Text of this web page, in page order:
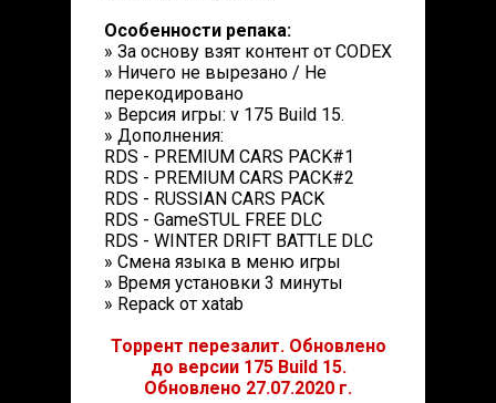
Особенности репака:
» За основу взят контент от CODEX
» Ничего не вырезано / Не
перекодировано
» Версия игры: v 175 Build 15.
» Дополнения:
RDS - PREMIUM CARS PACK#1
RDS - PREMIUM CARS PACK#2
RDS - RUSSIAN CARS PACK
RDS - GameSTUL FREE DLC
RDS - WINTER DRIFT BATTLE DLC
» Смена языка в меню игры
» Время установки 3 минуты
» Repack от xatab
Торрент перезалит. Обновлено
до версии 175 Build 15.
Обновлено 27.07.2020 г.